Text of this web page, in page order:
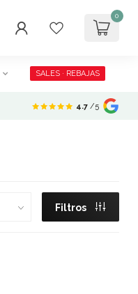
0
SALES · REBAJAS
4.7 /5
Filtros